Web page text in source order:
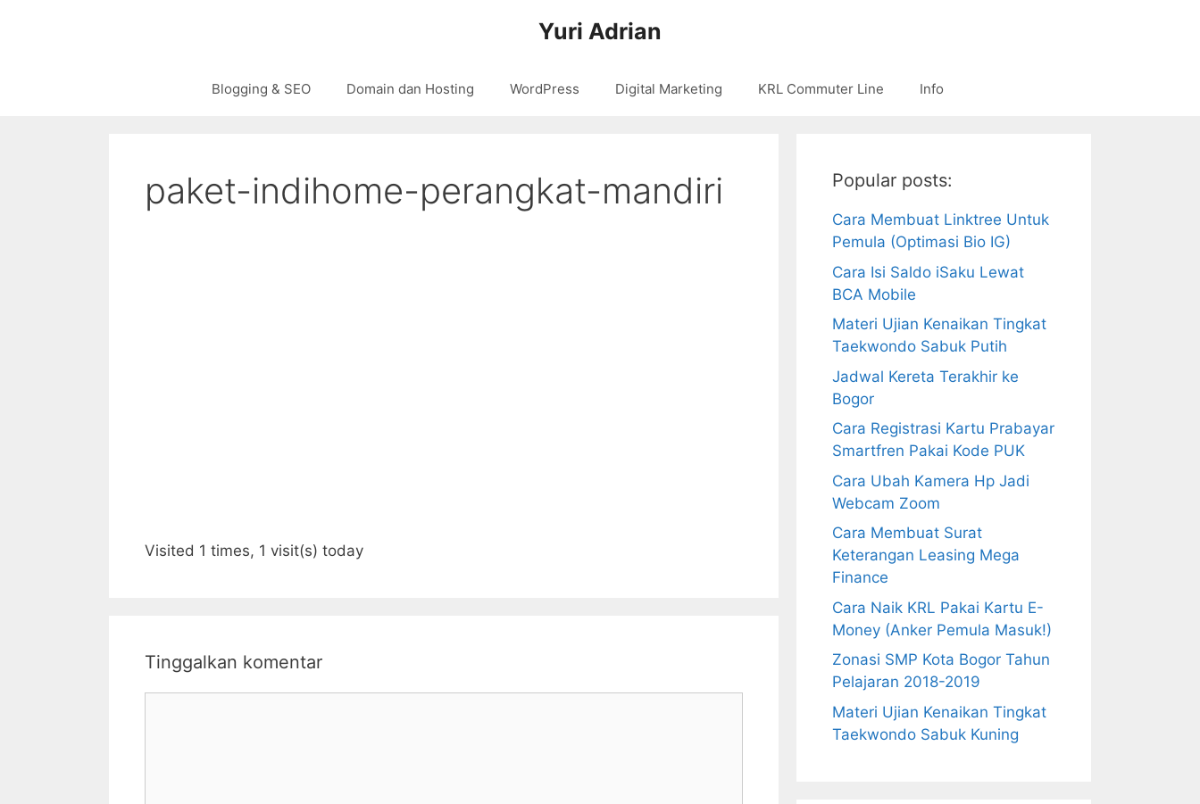
Yuri Adrian
Blogging & SEO Domain dan Hosting WordPress Digital Marketing KRL Commuter Line Info
paket-indihome-perangkat-mandiri
Visited 1 times, 1 visit(s) today
Tinggalkan komentar
Popular posts:
Cara Membuat Linktree Untuk
Pemula (Optimasi Bio IG)
Cara Isi Saldo iSaku Lewat
BCA Mobile
Materi Ujian Kenaikan Tingkat
Taekwondo Sabuk Putih
Jadwal Kereta Terakhir ke
Bogor
Cara Registrasi Kartu Prabayar
Smartfren Pakai Kode PUK
Cara Ubah Kamera Hp Jadi
Webcam Zoom
Cara Membuat Surat
Keterangan Leasing Mega
Finance
Cara Naik KRL Pakai Kartu E-
Money (Anker Pemula Masuk!)
Zonasi SMP Kota Bogor Tahun
Pelajaran 2018-2019
Materi Ujian Kenaikan Tingkat
Taekwondo Sabuk Kuning